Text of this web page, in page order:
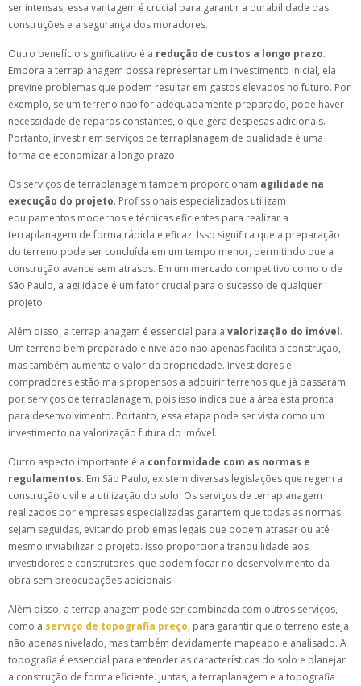
ser intensas, essa vantagem é crucial para garantir a durabilidade das
construções e a segurança dos moradores.
Outro benefício significativo é a redução de custos a longo prazo.
Embora a terraplanagem possa representar um investimento inicial, ela
previne problemas que podem resultar em gastos elevados no futuro. Por
exemplo, se um terreno não for adequadamente preparado, pode haver
necessidade de reparos constantes, o que gera despesas adicionais.
Portanto, investir em serviços de terraplanagem de qualidade é uma
forma de economizar a longo prazo.
Os serviços de terraplanagem também proporcionam agilidade na
execução do projeto. Profissionais especializados utilizam
equipamentos modernos e técnicas eficientes para realizar a
terraplanagem de forma rápida e eficaz. Isso significa que a preparação
do terreno pode ser concluída em um tempo menor, permitindo que a
construção avance sem atrasos. Em um mercado competitivo como o de
São Paulo, a agilidade é um fator crucial para o sucesso de qualquer
projeto.
Além disso, a terraplanagem é essencial para a valorização do imóvel.
Um terreno bem preparado e nivelado não apenas facilita a construção,
mas também aumenta o valor da propriedade. Investidores e
compradores estão mais propensos a adquirir terrenos que já passaram
por serviços de terraplanagem, pois isso indica que a área está pronta
para desenvolvimento. Portanto, essa etapa pode ser vista como um
investimento na valorização futura do imóvel.
Outro aspecto importante é a conformidade com as normas e
regulamentos. Em São Paulo, existem diversas legislações que regem a
construção civil e a utilização do solo. Os serviços de terraplanagem
realizados por empresas especializadas garantem que todas as normas
sejam seguidas, evitando problemas legais que podem atrasar ou até
mesmo inviabilizar o projeto. Isso proporciona tranquilidade aos
investidores e construtores, que podem focar no desenvolvimento da
obra sem preocupações adicionais.
Além disso, a terraplanagem pode ser combinada com outros serviços,
como a serviço de topografia preço, para garantir que o terreno esteja
não apenas nivelado, mas também devidamente mapeado e analisado. A
topografia é essencial para entender as características do solo e planejar
a construção de forma eficiente. Juntas, a terraplanagem e a topografia